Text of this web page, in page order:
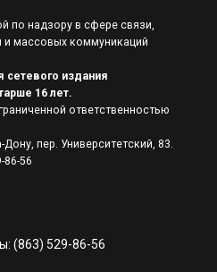
по надзору в сфере связи,
и массовых коммуникаций
издания
16 лет.
ответственностью
Дону, пер. Университетский, 83.
86-56
(863) 529-86-56